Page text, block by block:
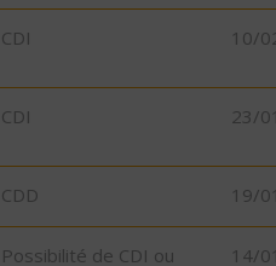
CDI 10/
CDI 23/
CDD 19/
Possibilité de CDI ou
14/